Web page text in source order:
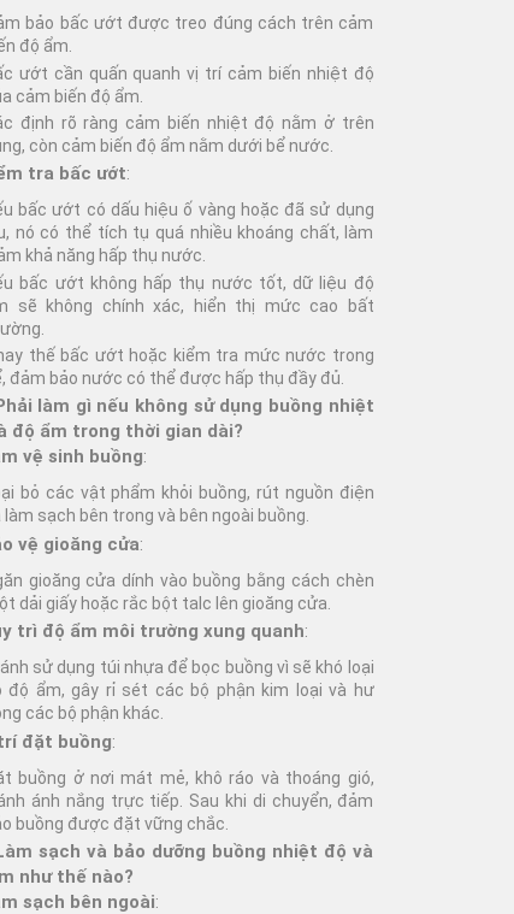
nén thủng
xé rách
nén thủng
kéo nén
Mài mòn Xù lông
Xù lông Xước móc
Xước móc – Bean Bag
Bột giặt tiêu chuẩn
Vật tư AATCC
Vải bù trọng
da
gập gãy – InnoFlex
độ khô
cảm nhận mát
bảo bấc ướt được treo đúng cách trên cảm
độ ẩm.
ướt cần quấn quanh vị trí cảm biến nhiệt độ
cảm biến độ ẩm.
định rõ ràng cảm biến nhiệt độ nằm ở trên
còn cảm biến độ ẩm nằm dưới bể nước.
tra bấc ướt:
bấc ướt có dấu hiệu ố vàng hoặc đã sử dụng
nó có thể tích tụ quá nhiều khoáng chất, làm
khả năng hấp thụ nước.
bấc ướt không hấp thụ nước tốt, dữ liệu độ
sẽ không chính xác, hiển thị mức cao bất
thế bấc ướt hoặc kiểm tra mức nước trong
đảm bảo nước có thể được hấp thụ đầy đủ.
làm gì nếu không sử dụng buồng nhiệt
độ ẩm trong thời gian dài?
vệ sinh buồng:
bỏ các vật phẩm khỏi buồng, rút nguồn điện
làm sạch bên trong và bên ngoài buồng.
vệ gioăng cửa:
gioăng cửa dính vào buồng bằng cách chèn
dải giấy hoặc rắc bột talc lên gioăng cửa.
trì độ ẩm môi trường xung quanh:
sử dụng túi nhựa để bọc buồng vì sẽ khó loại
độ ẩm, gây rỉ sét các bộ phận kim loại và hư
các bộ phận khác.
đặt buồng:
buồng ở nơi mát mẻ, khô ráo và thoáng gió,
ánh nắng trực tiếp. Sau khi di chuyển, đảm
buồng được đặt vững chắc.
sạch và bảo dưỡng buồng nhiệt độ và
như thế nào?
sạch bên ngoài: